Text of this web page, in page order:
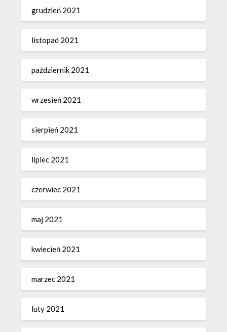
grudzień 2021
listopad 2021
październik 2021
wrzesień 2021
sierpień 2021
lipiec 2021
czerwiec 2021
maj 2021
kwiecień 2021
marzec 2021
luty 2021